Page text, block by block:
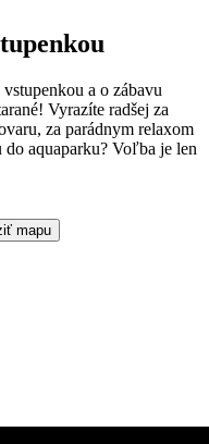
a o zábavu
Vyrazíte radšej za
za parádnym relaxom
aquaparku? Voľba je len
mapu